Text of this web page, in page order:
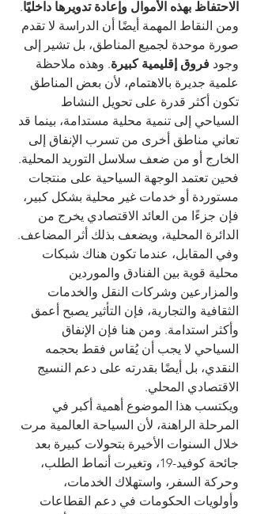
الاحتفاظ بهذه الأموال وإعادة تدويرها داخليًا.
ومن النقاط المهمة أيضًا أن الدراسة لا تقدم
صورة موحدة لجميع المناطق، بل تشير إلى
وجود فروق إقليمية كبيرة. وهذه ملاحظة
علمية جديرة بالاهتمام، لأن بعض المناطق
تكون أكثر قدرة على تحويل النشاط
السياحي إلى تنمية محلية مستدامة، بينما قد
تعاني مناطق أخرى من تسرب الإنفاق إلى
الخارج أو من ضعف سلاسل التوريد المحلية.
فحين تعتمد الوجهة السياحية على منتجات
مستوردة أو خدمات غير محلية بشكل كبير،
فإن جزءًا من العائد الاقتصادي يخرج من
الدائرة المحلية، ويضعف بذلك أثر المضاعف.
وفي المقابل، عندما تكون هناك شبكات
محلية قوية بين الفنادق والموردين
والمزارعين وشركات النقل والخدمات
الثقافية والتجارية، فإن التأثير يصبح أعمق
وأكثر استدامة. ومن هنا فإن الإنفاق
السياحي لا يجب أن يُقاس فقط بحجمه
النقدي، بل أيضًا بقدرته على دعم النسيج
الاقتصادي المحلي.
ويكتسب هذا الموضوع أهمية أكبر في
المرحلة الراهنة، لأن السياحة العالمية مرت
خلال السنوات الأخيرة بتحولات كبيرة بعد
جائحة كوفيد-19، وتغيرت أنماط الطلب،
وحركة السفر، واستهلاك الخدمات،
وأولويات الحكومات في دعم القطاعات